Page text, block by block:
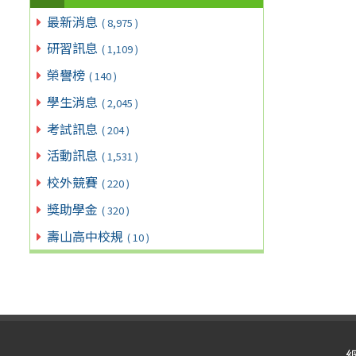
最新消息 ( 8,975 )
研習訊息 ( 1,109 )
榮譽榜 ( 140 )
學生消息 ( 2,045 )
考試訊息 ( 204 )
活動訊息 ( 1,531 )
校外競賽 ( 220 )
獎助學金 ( 320 )
壽山高中校規 ( 10 )